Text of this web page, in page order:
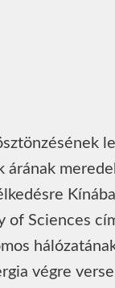
of Sciences
végre